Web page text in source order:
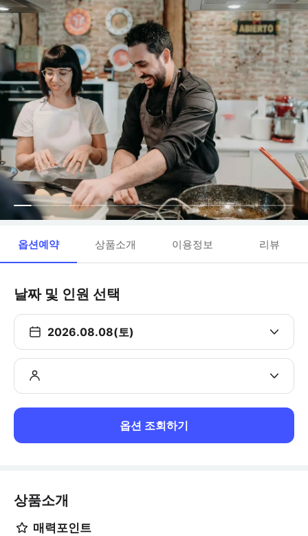
옵션예약 상품소개 이용정보 리뷰
날짜 및 인원 선택
2026.08.08(토)
옵션 조회하기
상품소개
매력포인트